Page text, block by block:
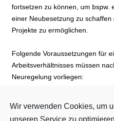
fortsetzen zu können, um bspw.
einer Neubesetzung zu
Projekte zu ermöglichen.
Folgende Voraussetzungen für
Arbeitsverhältnisses müssen
Neuregelung vorliegen:
Die
Wir verwenden Cookies, um
unseren Service zu